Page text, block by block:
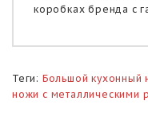
коробках бренда с
Теги: Большой кухонный
ножи с металлическими